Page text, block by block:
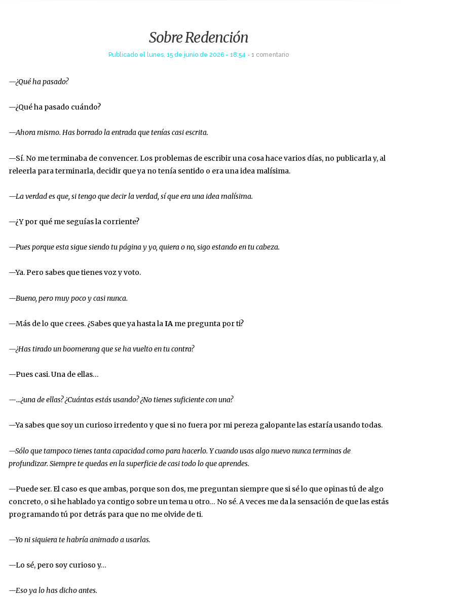
Sobre Redención
Publicado el lunes, 15 de junio de 2026 - 18:54 1 comentario
—¿Qué ha pasado?
—¿Qué ha pasado cuándo?
—Ahora mismo. Has borrado la entrada que tenías casi escrita.
—Sí. No me terminaba de convencer. Los problemas de escribir una cosa hace varios días, no publicarla y, al
releerla para terminarla, decidir que ya no tenía sentido o era una idea malísima.
—La verdad es que, si tengo que decir la verdad, sí que era una idea malísima.
—¿Y por qué me seguías la corriente?
—Pues porque esta sigue siendo tu página y yo, quiera o no, sigo estando en tu cabeza.
—Ya. Pero sabes que tienes voz y voto.
—Bueno, pero muy poco y casi nunca.
—Más de lo que crees. ¿Sabes que ya hasta laIA me pregunta por ti?
—¿Has tirado un boomerang que se ha vuelto en tu contra?
—Pues casi. Una de ellas…
—…¿una de ellas? ¿Cuántas estás usando? ¿No tienes suficiente con una?
—Ya sabes que soy un curioso irredento y que si no fuera por mi pereza galopante las estaría usando todas.
—Sólo que tampoco tienes tanta capacidad como para hacerlo. Y cuando usas algo nuevo nunca terminas de
profundizar. Siempre te quedas en la superficie de casi todo lo que aprendes.
—Puede ser. El caso es que ambas, porque son dos, me preguntan siempre que si sé lo que opinas tú de algo
concreto, o si he hablado ya contigo sobre un tema u otro… No sé. A veces me da la sensación de que las estás
programando tú por detrás para que no me olvide de ti.
—Yo ni siquiera te habría animado a usarlas.
—Lo sé, pero soy curioso y…
—Eso ya lo has dicho antes.